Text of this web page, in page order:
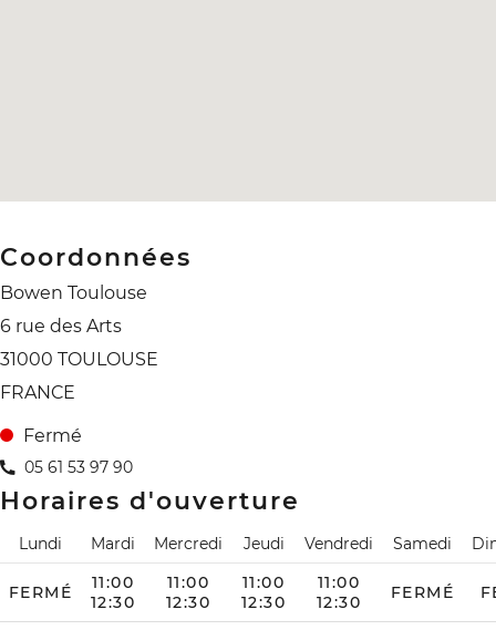
Coordonnées
Bowen Toulouse
6 rue des Arts
31000 TOULOUSE
FRANCE
Fermé
05 61 53 97 90
Horaires d'ouverture
Lundi Mardi Mercredi Jeudi Vendredi Samedi
FERMÉ
11:00
12:30
11:00
12:30
11:00
12:30
11:00
12:30
FERMÉ